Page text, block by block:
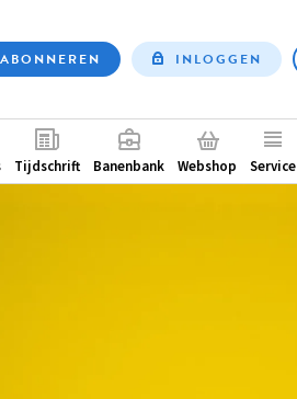
ABONNEREN INLOGGEN
Tijdschrift Banenbank Webshop Service